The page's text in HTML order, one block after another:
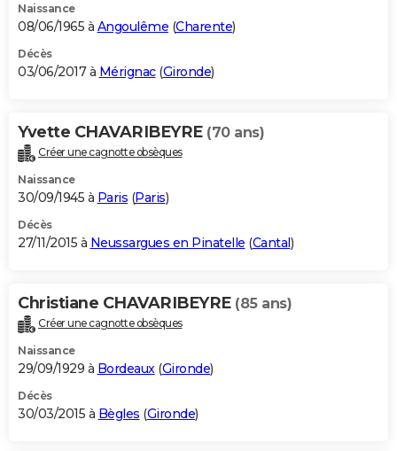
Naissance
08/06/1965 à Angoulême (Charente)
Décès
03/06/2017 à Mérignac(Gironde)
Yvette CHAVARIBEYRE (70 ans)
Créer une cagnotte obsèques
Naissance
30/09/1945 à Paris (Paris)
Décès
27/11/2015 à Neussargues en Pinatelle (Cantal)
Christiane CHAVARIBEYRE (85 ans)
Créer une cagnotte obsèques
Naissance
29/09/1929 à Bordeaux(Gironde)
Décès
30/03/2015 à Bègles (Gironde)